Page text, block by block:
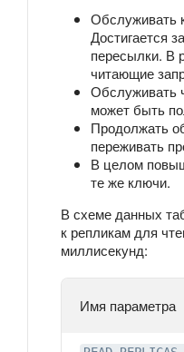
Обслуживать
Достигается
пересылки. В
читающие
Обслуживать
может быть
Продолжать
переживать
В целом
те же ключи.
В схеме данных
к репликам для
миллисекунд:
Имя параметра